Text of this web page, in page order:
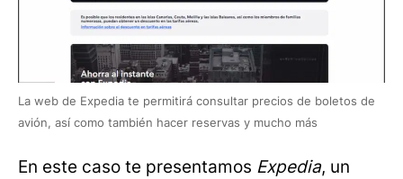
La web de Expedia te permitirá consultar precios de boletos de
avión, así como también hacer reservas y mucho más
En este caso te presentamos Expedia, un